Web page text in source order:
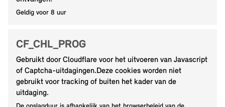
Geldig voor 8 uur
CF_CHL_PROG
Gebruikt door Cloudflare voor het uitvoeren van Javascript
of Captcha-uitdagingen.Deze cookies worden niet
gebruikt voor tracking of buiten het kader van de
uitdaging.